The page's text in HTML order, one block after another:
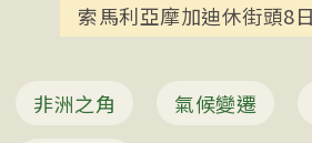
索馬利亞摩加迪休街頭8
非洲之角 氣候變遷